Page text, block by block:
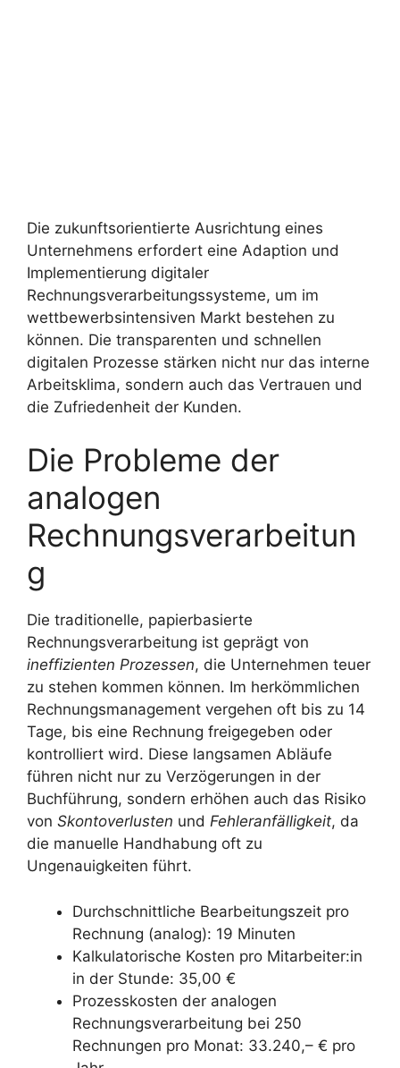
Die zukunftsorientierte Ausrichtung eines
Unternehmens erfordert eine Adaption und
Implementierung digitaler
Rechnungsverarbeitungssysteme, um im
wettbewerbsintensiven Markt bestehen zu
können. Die transparenten und schnellen
digitalen Prozesse stärken nicht nur das interne
Arbeitsklima, sondern auch das Vertrauen und
die Zufriedenheit der Kunden.
Die Probleme der
analogen
Rechnungsverarbeitun
g
Die traditionelle, papierbasierte
Rechnungsverarbeitung ist geprägt von
ineffizienten Prozessen, die Unternehmen teuer
zu stehen kommen können. Im herkömmlichen
Rechnungsmanagement vergehen oft bis zu 14
Tage, bis eine Rechnung freigegeben oder
kontrolliert wird. Diese langsamen Abläufe
führen nicht nur zu Verzögerungen in der
Buchführung, sondern erhöhen auch das Risiko
von Skontoverlusten und Fehleranfälligkeit, da
die manuelle Handhabung oft zu
Ungenauigkeiten führt.
Durchschnittliche Bearbeitungszeit pro
Rechnung (analog): 19 Minuten
Kalkulatorische Kosten pro Mitarbeiter:in
in der Stunde: 35,00 €
Prozesskosten der analogen
Rechnungsverarbeitung bei 250
Rechnungen pro Monat: 33.240,– € pro